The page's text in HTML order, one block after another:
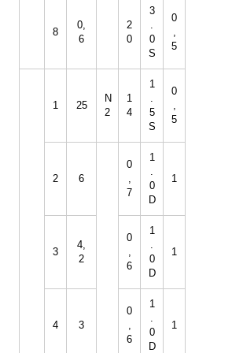
8
0,
6
2
0
3
.
0
S
0
,
5
1 25
N
2
1
4
1
.
5
S
0
,
5
2 6
0
,
7
1
.
0
D
1
3
4,
2
0
,
6
1
.
0
D
1
4 3
0
,
6
1
.
0
D
1